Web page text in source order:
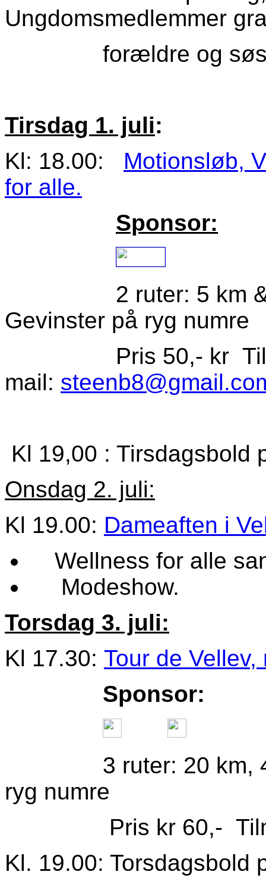
Ungdomsmedlemmer
forældre og
Tirsdag 1. juli:
Kl: 18.00: Motionsløb,
for alle.
Sponsor:
2 ruter: 5 km & 10
Gevinster på ryg numre
Pris 50,- kr
mail:
Kl 19,00 :
Onsdag 2. juli:
Kl 19.00: Dameaften i
Wellness for alle
Modeshow.
Torsdag 3. juli:
Kl 17.30: Tour de
Sponsor:
3 ruter: 20 km, 40
ryg numre
Pris kr 60,-
Kl. 19.00: Torsdagsbold